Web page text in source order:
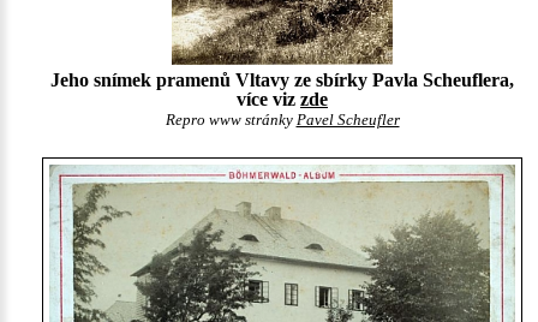
Jeho snímek pramenů Vltavy ze sbírky Pavla Scheuflera,
více viz zde
Repro www stránky Pavel Scheufler